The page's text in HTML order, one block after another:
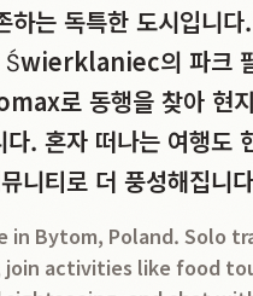
하는 독특한 도시입니
의 파크
로 동행을 찾아 현
. 혼자 떠나는 여행도
니티로 더 풍성해집니
in Bytom, Poland. Solo
join activities like food